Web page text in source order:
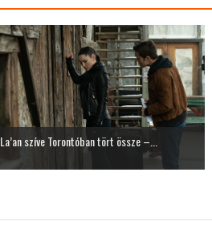
La’an szíve Torontóban tört össze –...